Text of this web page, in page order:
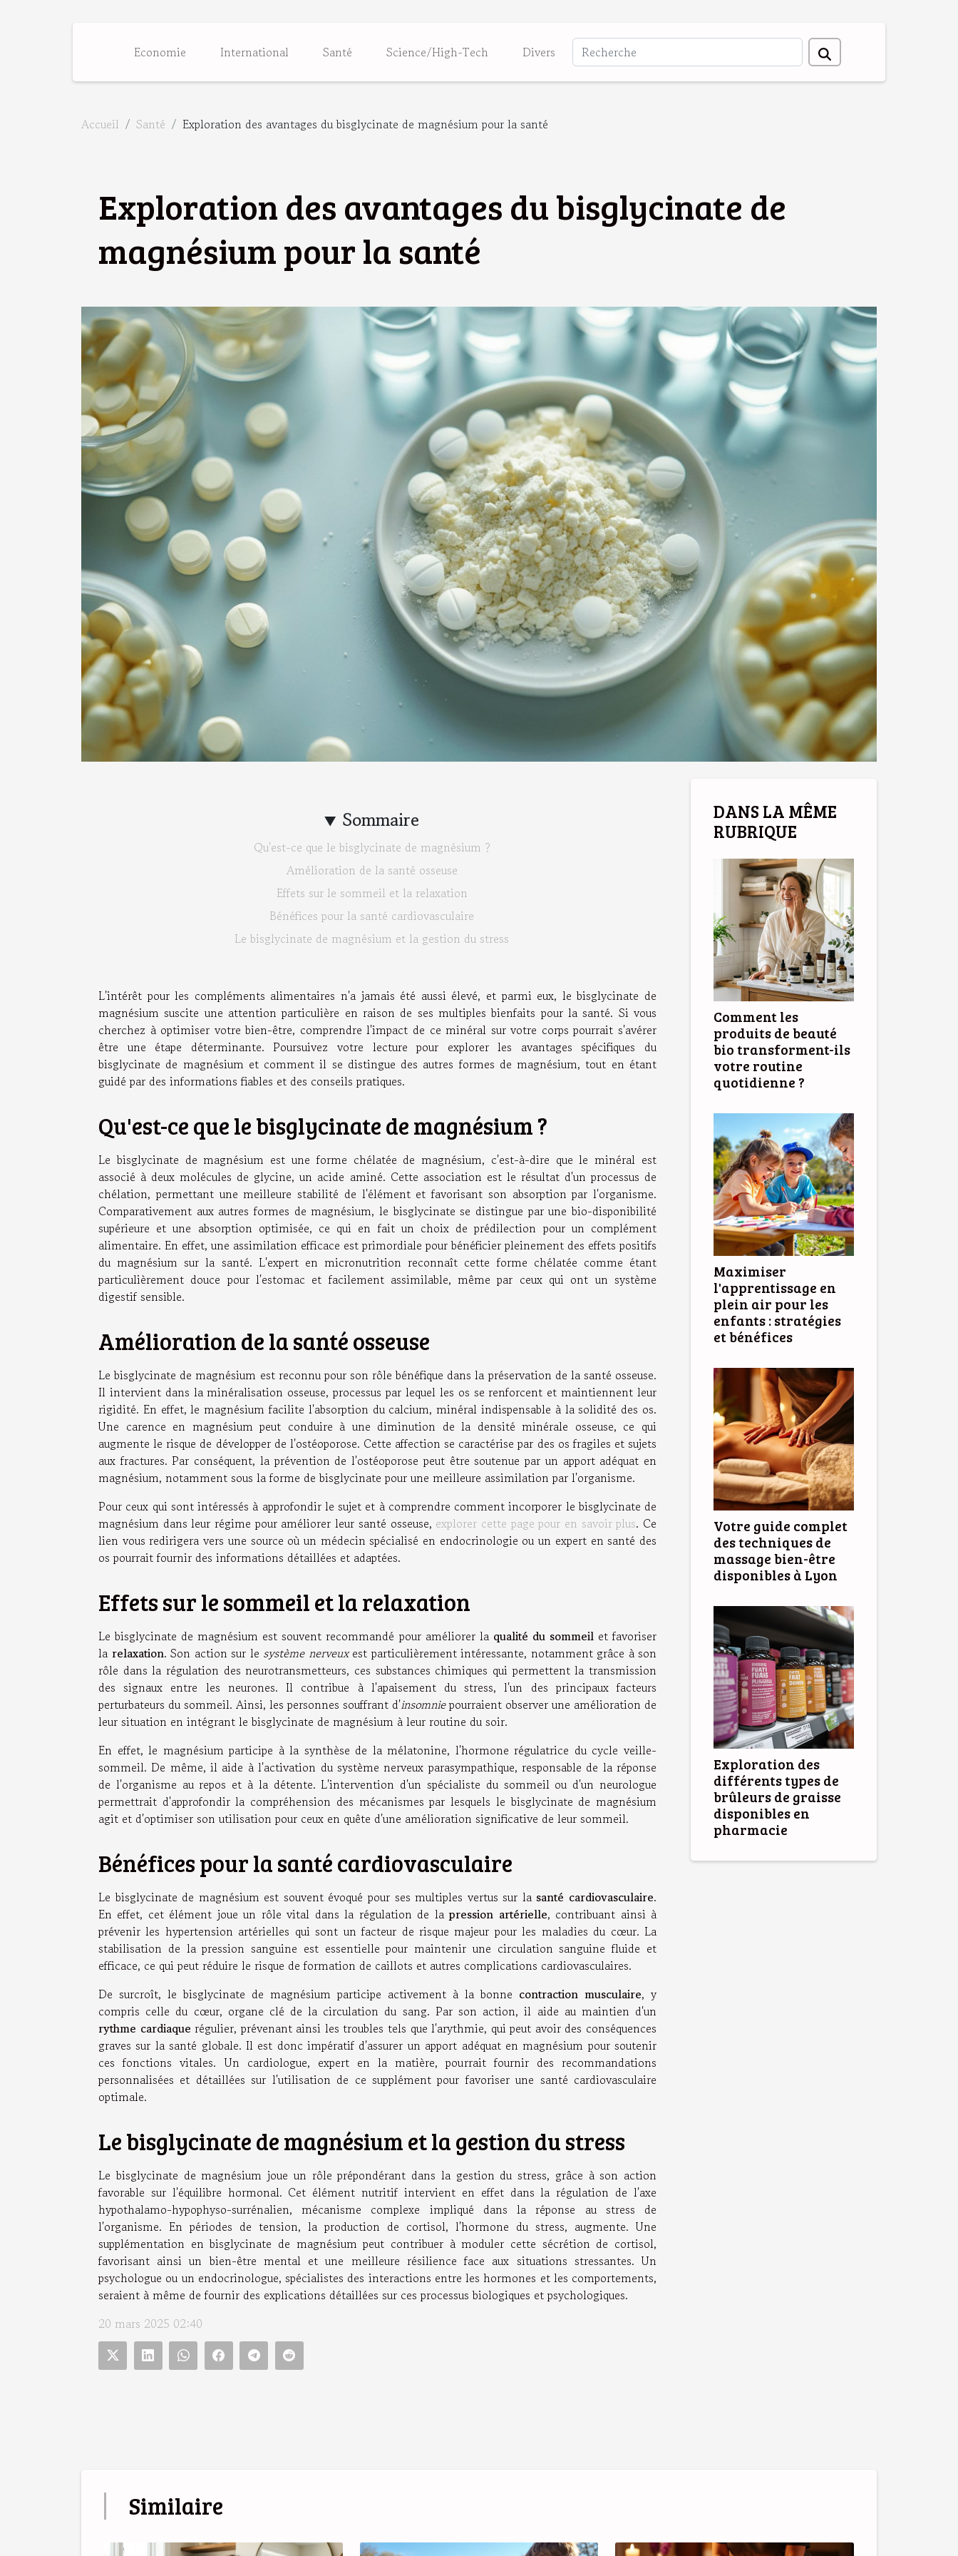
Economie International Santé Science/High-Tech Divers
Accueil Santé Exploration des avantages du bisglycinate de magnésium pour la santé
Exploration des avantages du bisglycinate de
magnésium pour la santé
Sommaire
Qu'est-ce que le bisglycinate de magnésium ?
Amélioration de la santé osseuse
Effets sur le sommeil et la relaxation
Bénéfices pour la santé cardiovasculaire
Le bisglycinate de magnésium et la gestion du stress
L'intérêt pour les compléments alimentaires n'a jamais été aussi élevé, et parmi eux, le bisglycinate de
magnésium suscite une attention particulière en raison de ses multiples bienfaits pour la santé. Si vous
cherchez à optimiser votre bien-être, comprendre l'impact de ce minéral sur votre corps pourrait s'avérer
être une étape déterminante. Poursuivez votre lecture pour explorer les avantages spécifiques du
bisglycinate de magnésium et comment il se distingue des autres formes de magnésium, tout en étant
guidé par des informations fiables et des conseils pratiques.
Qu'est-ce que le bisglycinate de magnésium ?
Le bisglycinate de magnésium est une forme chélatée de magnésium, c'est-à-dire que le minéral est
associé à deux molécules de glycine, un acide aminé. Cette association est le résultat d'un processus de
chélation, permettant une meilleure stabilité de l'élément et favorisant son absorption par l'organisme.
Comparativement aux autres formes de magnésium, le bisglycinate se distingue par une bio-disponibilité
supérieure et une absorption optimisée, ce qui en fait un choix de prédilection pour un complément
alimentaire. En effet, une assimilation efficace est primordiale pour bénéficier pleinement des effets positifs
du magnésium sur la santé. L'expert en micronutrition reconnaît cette forme chélatée comme étant
particulièrement douce pour l'estomac et facilement assimilable, même par ceux qui ont un système
digestif sensible.
Amélioration de la santé osseuse
Le bisglycinate de magnésium est reconnu pour son rôle bénéfique dans la préservation de la santé osseuse.
Il intervient dans la minéralisation osseuse, processus par lequel les os se renforcent et maintiennent leur
rigidité. En effet, le magnésium facilite l'absorption du calcium, minéral indispensable à la solidité des os.
Une carence en magnésium peut conduire à une diminution de la densité minérale osseuse, ce qui
augmente le risque de développer de l'ostéoporose. Cette affection se caractérise par des os fragiles et sujets
aux fractures. Par conséquent, la prévention de l'ostéoporose peut être soutenue par un apport adéquat en
magnésium, notamment sous la forme de bisglycinate pour une meilleure assimilation par l'organisme.
Pour ceux qui sont intéressés à approfondir le sujet et à comprendre comment incorporer le bisglycinate de
magnésium dans leur régime pour améliorer leur santé osseuse, explorer cette page pour en savoir plus. Ce
lien vous redirigera vers une source où un médecin spécialisé en endocrinologie ou un expert en santé des
os pourrait fournir des informations détaillées et adaptées.
Effets sur le sommeil et la relaxation
Le bisglycinate de magnésium est souvent recommandé pour améliorer la qualité du sommeilet favoriser
la relaxation. Son action sur le système nerveuxest particulièrement intéressante, notamment grâce à son
rôle dans la régulation des neurotransmetteurs, ces substances chimiques qui permettent la transmission
des signaux entre les neurones. Il contribue à l'apaisement du stress, l'un des principaux facteurs
perturbateurs du sommeil. Ainsi, les personnes souffrant d'insomniepourraient observer une amélioration de
leur situation en intégrant le bisglycinate de magnésium à leur routine du soir.
En effet, le magnésium participe à la synthèse de la mélatonine, l'hormone régulatrice du cycle veille-
sommeil. De même, il aide à l'activation du système nerveux parasympathique, responsable de la réponse
de l'organisme au repos et à la détente. L'intervention d'un spécialiste du sommeil ou d'un neurologue
permettrait d'approfondir la compréhension des mécanismes par lesquels le bisglycinate de magnésium
agit et d'optimiser son utilisation pour ceux en quête d'une amélioration significative de leur sommeil.
Bénéfices pour la santé cardiovasculaire
Le bisglycinate de magnésium est souvent évoqué pour ses multiples vertus sur lasanté cardiovasculaire.
En effet, cet élément joue un rôle vital dans la régulation de lapression artérielle, contribuant ainsi à
prévenir les hypertension artérielles qui sont un facteur de risque majeur pour les maladies du cœur. La
stabilisation de la pression sanguine est essentielle pour maintenir une circulation sanguine fluide et
efficace, ce qui peut réduire le risque de formation de caillots et autres complications cardiovasculaires.
De surcroît, le bisglycinate de magnésium participe activement à la bonne contraction musculaire, y
compris celle du cœur, organe clé de la circulation du sang. Par son action, il aide au maintien d'un
rythme cardiaque régulier, prévenant ainsi les troubles tels que l'arythmie, qui peut avoir des conséquences
graves sur la santé globale. Il est donc impératif d'assurer un apport adéquat en magnésium pour soutenir
ces fonctions vitales. Un cardiologue, expert en la matière, pourrait fournir des recommandations
personnalisées et détaillées sur l'utilisation de ce supplément pour favoriser une santé cardiovasculaire
optimale.
Le bisglycinate de magnésium et la gestion du stress
Le bisglycinate de magnésium joue un rôle prépondérant dans la gestion du stress, grâce à son action
favorable sur l'équilibre hormonal. Cet élément nutritif intervient en effet dans la régulation de l'axe
hypothalamo-hypophyso-surrénalien, mécanisme complexe impliqué dans la réponse au stress de
l'organisme. En périodes de tension, la production de cortisol, l'hormone du stress, augmente. Une
supplémentation en bisglycinate de magnésium peut contribuer à moduler cette sécrétion de cortisol,
favorisant ainsi un bien-être mental et une meilleure résilience face aux situations stressantes. Un
psychologue ou un endocrinologue, spécialistes des interactions entre les hormones et les comportements,
seraient à même de fournir des explications détaillées sur ces processus biologiques et psychologiques.
20 mars 2025 02:40
DANS LA MÊME
RUBRIQUE
Comment les
produits de beauté
bio transforment-ils
votre routine
quotidienne ?
Maximiser
l'apprentissage en
plein air pour les
enfants : stratégies
et bénéfices
Votre guide complet
des techniques de
massage bien-être
disponibles à Lyon
Exploration des
différents types de
brûleurs de graisse
disponibles en
pharmacie
Similaire